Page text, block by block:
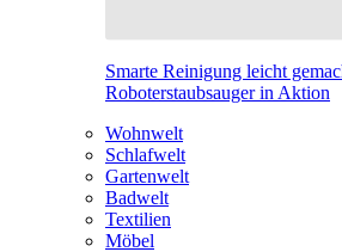
Smarte Reinigung leicht
Roboterstaubsauger in Aktion
Wohnwelt
Schlafwelt
Gartenwelt
Badwelt
Textilien
Möbel